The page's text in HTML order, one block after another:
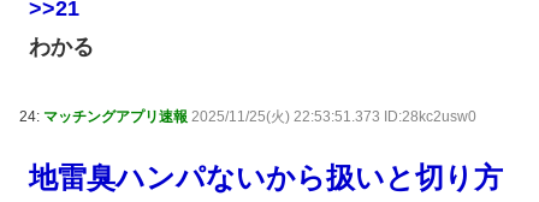
>>21
わかる
24: マッチングアプリ速報 2025/11/25(火) 22:53:51.373 ID:28kc2usw0
地雷臭ハンパないから扱いと切り方